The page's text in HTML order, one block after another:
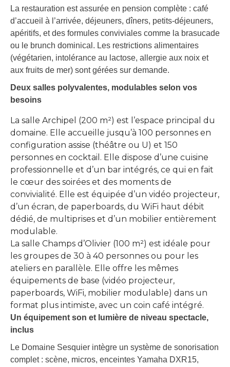
La restauration est assurée en pension complète : café
d’accueil à l’arrivée, déjeuners, dîners, petits-déjeuners,
apéritifs, et des formules conviviales comme la brasucade
ou le brunch dominical. Les restrictions alimentaires
(végétarien, intolérance au lactose, allergie aux noix et
aux fruits de mer) sont gérées sur demande.
Deux salles polyvalentes, modulables selon vos
besoins
La salle Archipel (200 m²) est l’espace principal du
domaine. Elle accueille jusqu’à 100 personnes en
configuration assise (théâtre ou U) et 150
personnes en cocktail. Elle dispose d’une cuisine
professionnelle et d’un bar intégrés, ce qui en fait
le cœur des soirées et des moments de
convivialité. Elle est équipée d’un vidéo projecteur,
d’un écran, de paperboards, du WiFi haut débit
dédié, de multiprises et d’un mobilier entièrement
modulable.
La salle Champs d’Olivier (100 m²) est idéale pour
les groupes de 30 à 40 personnes ou pour les
ateliers en parallèle. Elle offre les mêmes
équipements de base (vidéo projecteur,
paperboards, WiFi, mobilier modulable) dans un
format plus intimiste, avec un coin café intégré.
Un équipement son et lumière de niveau spectacle,
inclus
Le Domaine Sesquier intègre un système de sonorisation
complet : scène, micros, enceintes Yamaha DXR15,